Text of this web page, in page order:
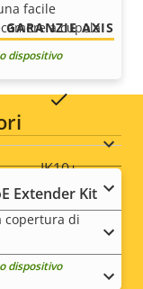
-50 to 60 °C
Sì
IK10+
IP66, IP67,
facile
a cupola
dispositivo
Extender Kit
copertura di
dispositivo
AXIS